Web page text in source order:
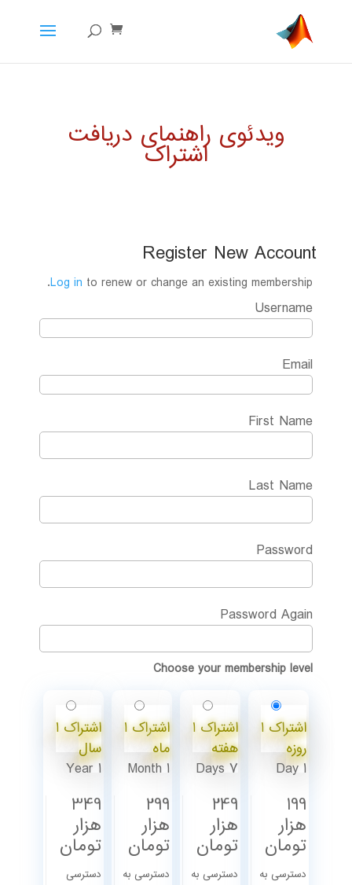
ویدئوی راهنمای دریافت
اشتراک
Register New Account
Log in to renew or change an existing membership.
Username
Email
First Name
Last Name
Password
Password Again
Choose your membership level
اشتراک 1
روزه
1 Day
199
هزار
تومان
دسترسی به
اشتراک 1
هفته
7 Days
249
هزار
تومان
دسترسی به
اشتراک 1
ماه
1 Month
299
هزار
تومان
دسترسی به
اشتراک 1
سال
1 Year
349
هزار
تومان
دسترسی